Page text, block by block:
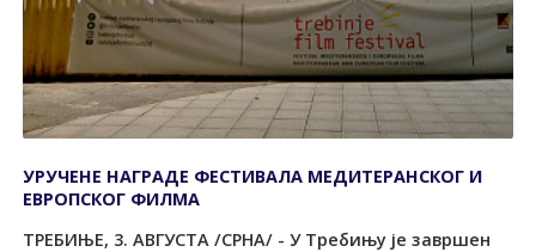
УРУЧЕНЕ НАГРАДЕ ФЕСТИВАЛА МЕДИТЕРАНСКОГ И
ЕВРОПСКОГ ФИЛМА
ТРЕБИЊЕ, 3. АВГУСТА /СРНА/ - У Требињу је завршен